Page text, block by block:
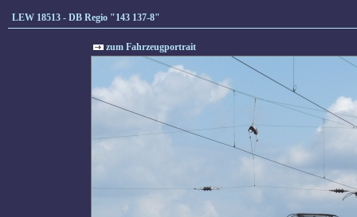
LEW 18513 - DB Regio "143 137-8"
zum Fahrzeugportrait